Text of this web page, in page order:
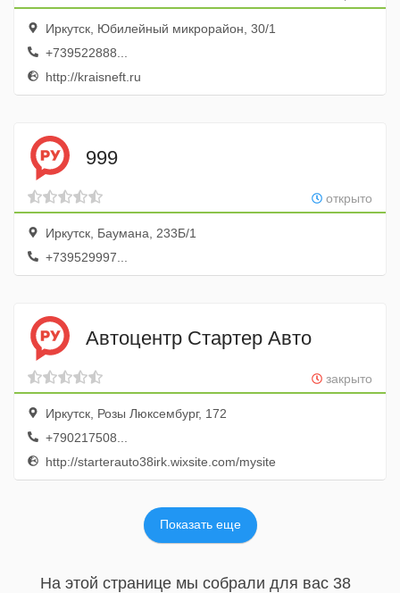
Иркутск, Юбилейный микрорайон, 30/1
+739522888...
http://kraisneft.ru
999
открыто
Иркутск, Баумана, 233Б/1
+739529997...
Автоцентр Стартер Авто
закрыто
Иркутск, Розы Люксембург, 172
+790217508...
http://starterauto38irk.wixsite.com/mysite
Показать еще
На этой странице мы собрали для вас 38